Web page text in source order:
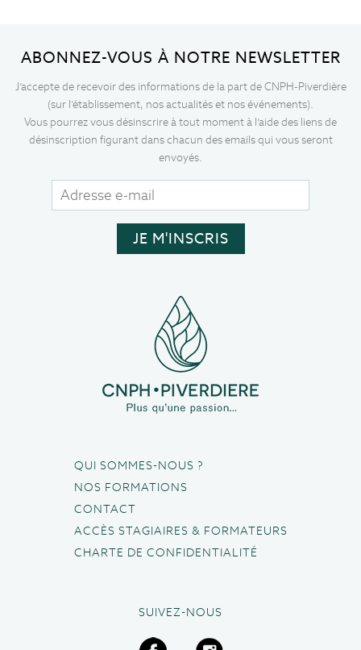
ABONNEZ-VOUS À NOTRE NEWSLETTER
J’accepte de recevoir des informations de la part de CNPH-Piverdière
(sur l’établissement, nos actualités et nos événements).
Vous pourrez vous désinscrire à tout moment à l’aide des liens de
désinscription figurant dans chacun des emails qui vous seront
envoyés.
QUI SOMMES-NOUS ?
NOS FORMATIONS
CONTACT
ACCÈS STAGIAIRES & FORMATEURS
CHARTE DE CONFIDENTIALITÉ
SUIVEZ-NOUS